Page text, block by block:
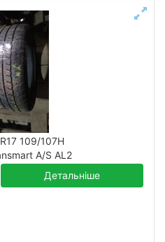
109/107H
A/S AL2
Детальніше